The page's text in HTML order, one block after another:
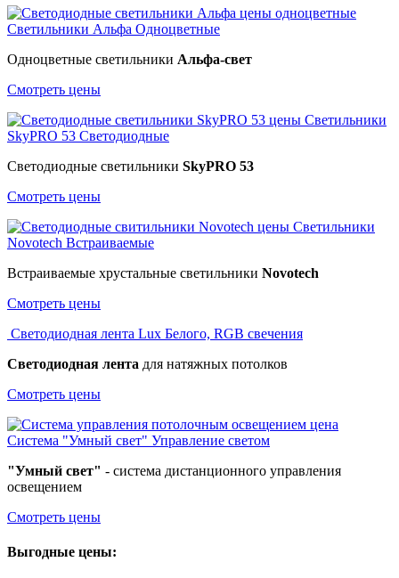
Светильники Альфа Одноцветные
Одноцветные светильники Альфа-свет
Смотреть цены
Светильники
SkyPRO 53 Светодиодные
Светодиодные светильники SkyPRO 53
Смотреть цены
Светильники
Novotech Встраиваемые
Встраиваемые хрустальные светильники Novotech
Смотреть цены
Светодиодная лента Lux Белого, RGB свечения
Светодиодная лента для натяжных потолков
Смотреть цены
Система "Умный свет" Управление светом
"Умный свет" - система дистанционного управления
освещением
Смотреть цены
Выгодные цены: